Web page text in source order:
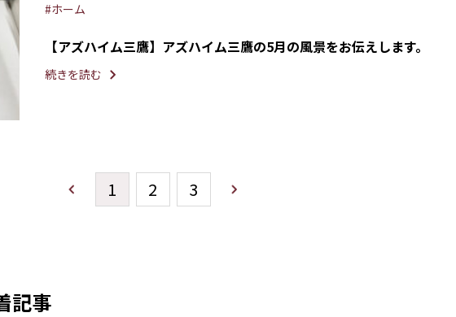
#ホーム
【アズハイム三鷹】アズハイム三鷹の5月の風景をお伝えします。
続きを読む
1 2 3
記事